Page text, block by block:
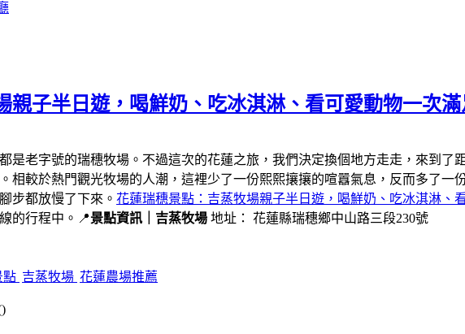
親子半日遊，喝鮮奶、吃冰淇淋、看可愛動物一次滿
是老字號的瑞穗牧場。不過這次的花蓮之旅，我們決定換個地方走走，來到了
相較於熱門觀光牧場的人潮，這裡少了一份熙熙攘攘的喧囂氣息，反而多了
步都放慢了下來。 花蓮瑞穗景點：吉蒸牧場親子半日遊，喝鮮奶、吃冰淇淋、
的行程中。📍景點資訊｜吉蒸牧場 地址： 花蓮縣瑞穗鄉中山路三段230號
點 吉蒸牧場 花蓮農場推薦
)